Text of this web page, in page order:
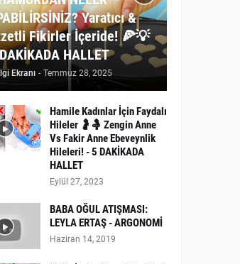
Yaratıcı &
Fikirler İçeride! 🍕💡
HALLET
Ekranı - Temmuz 28, 2025
Hamile Kadınlar İçin Faydalı
Hileler 🤰🤱 Zengin Anne
Vs Fakir Anne Ebeveynlik
Hileleri! - 5 DAKİKADA
HALLET
Eylül 27, 2023
BABA OĞUL ATIŞMASI:
LEYLA ERTAŞ - ARGONOMİ
Haziran 14, 2019